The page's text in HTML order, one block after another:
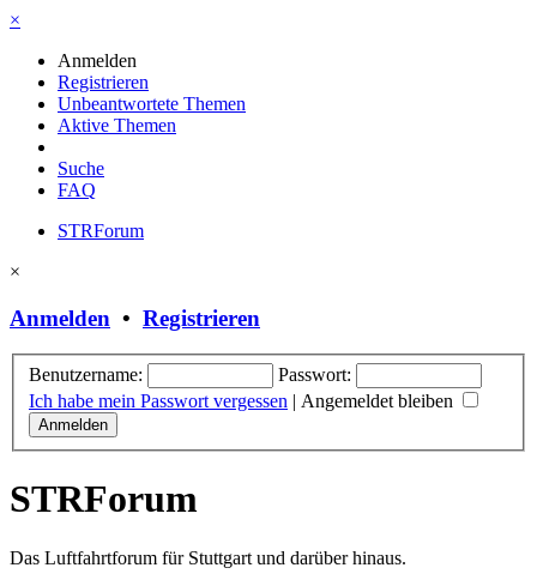
×
Anmelden
Registrieren
Unbeantwortete Themen
Aktive Themen
Suche
FAQ
STRForum
×
Anmelden • Registrieren
Benutzername:
Passwort:
Ich habe mein Passwort vergessen | Angemeldet bleiben
STRForum
Das Luftfahrtforum für Stuttgart und darüber hinaus.